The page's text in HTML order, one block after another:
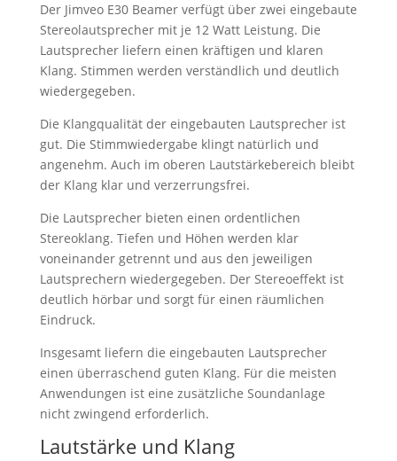
Der Jimveo E30 Beamer verfügt über zwei eingebaute
Stereolautsprecher mit je 12 Watt Leistung. Die
Lautsprecher liefern einen kräftigen und klaren
Klang. Stimmen werden verständlich und deutlich
wiedergegeben.
Die Klangqualität der eingebauten Lautsprecher ist
gut. Die Stimmwiedergabe klingt natürlich und
angenehm. Auch im oberen Lautstärkebereich bleibt
der Klang klar und verzerrungsfrei.
Die Lautsprecher bieten einen ordentlichen
Stereoklang. Tiefen und Höhen werden klar
voneinander getrennt und aus den jeweiligen
Lautsprechern wiedergegeben. Der Stereoeffekt ist
deutlich hörbar und sorgt für einen räumlichen
Eindruck.
Insgesamt liefern die eingebauten Lautsprecher
einen überraschend guten Klang. Für die meisten
Anwendungen ist eine zusätzliche Soundanlage
nicht zwingend erforderlich.
Lautstärke und Klang